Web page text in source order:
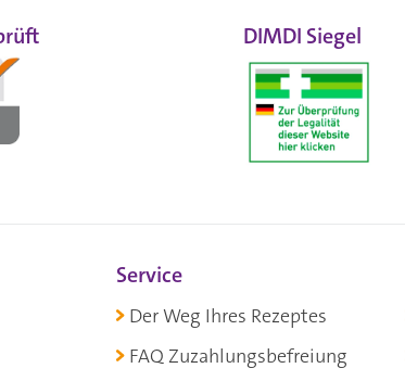
DIMDI Siegel
Service
Der Weg Ihres Rezeptes
FAQ Zuzahlungsbefreiung